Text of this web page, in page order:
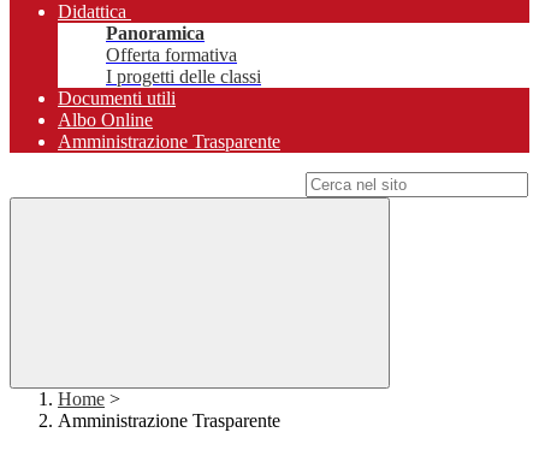
Didattica
Panoramica
Offerta formativa
I progetti delle classi
Documenti utili
Albo Online
Amministrazione Trasparente
Home >
Amministrazione Trasparente